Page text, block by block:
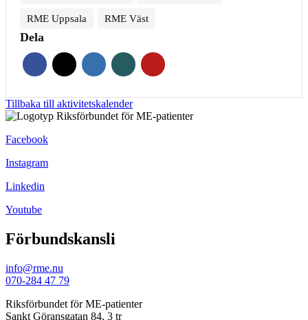
RME Uppsala RME Väst
Dela
Tillbaka till aktivitetskalender
Facebook
Instagram
Linkedin
Youtube
Förbundskansli
info@rme.nu
070-284 47 79
Riksförbundet för ME-patienter
Sankt Göransgatan 84, 3 tr